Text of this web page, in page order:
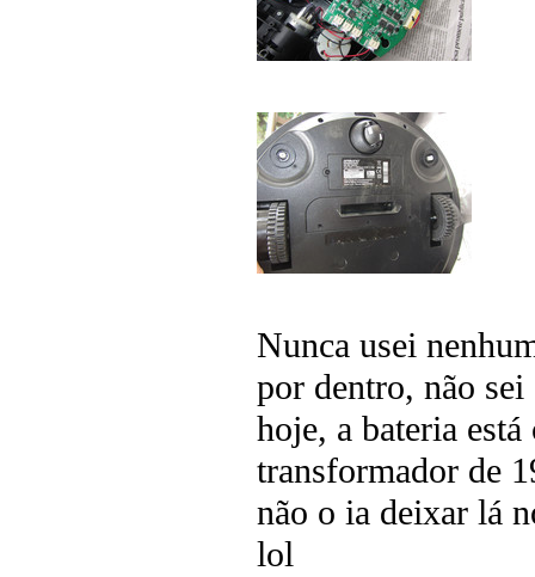
Nunca usei
por dentro, não sei
hoje, a bateria
transformador de
não o ia deixar lá
lol